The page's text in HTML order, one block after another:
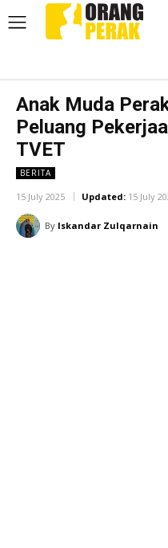
Anak Muda
Peluang
TVET
BERITA
15 July 2025 Updated: 15 July
By Iskandar Zulqarnain